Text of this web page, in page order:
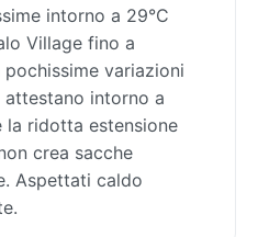
intorno a 29°C
Village fino a
variazioni
attestano intorno a
la ridotta estensione
crea sacche
Aspettati caldo